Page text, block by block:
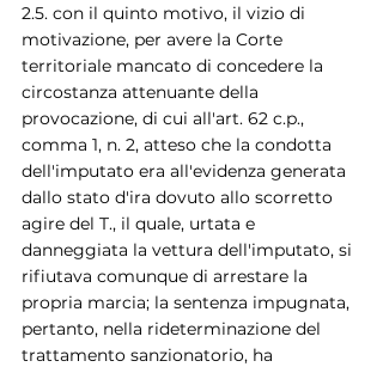
2.5. con il quinto motivo, il vizio di
motivazione, per avere la Corte
territoriale mancato di concedere la
circostanza attenuante della
provocazione, di cui all'art. 62 c.p.,
comma 1, n. 2, atteso che la condotta
dell'imputato era all'evidenza generata
dallo stato d'ira dovuto allo scorretto
agire del T., il quale, urtata e
danneggiata la vettura dell'imputato, si
rifiutava comunque di arrestare la
propria marcia; la sentenza impugnata,
pertanto, nella rideterminazione del
trattamento sanzionatorio, ha